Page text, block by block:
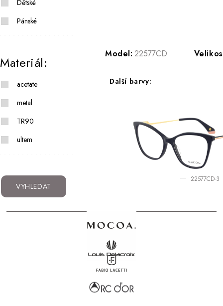
Dětské
Pánské
Materiál:
acetate
metal
TR90
ultem
VYHLEDAT
Model: 22577CD
Další barvy:
22577CD-3